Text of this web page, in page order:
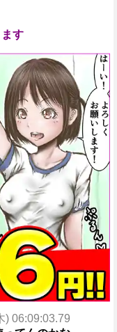
す
) 06:09:03.79